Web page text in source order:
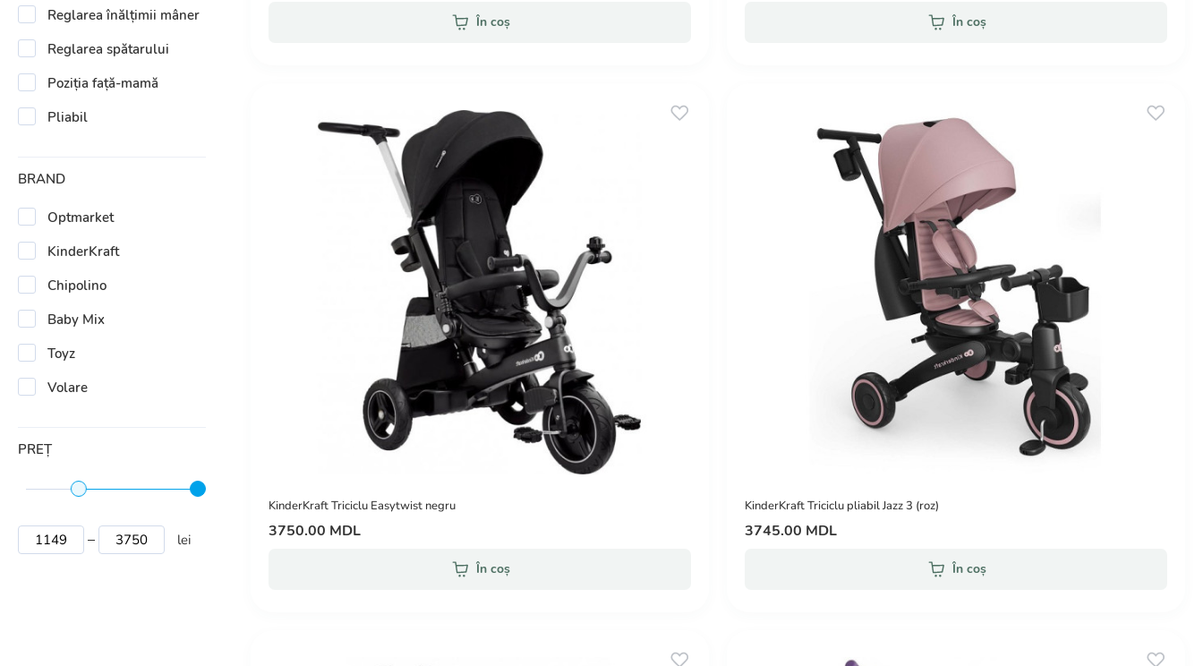
Reglarea înălțimii mâner
Reglarea spătarului
Poziția față-mamă
Pliabil
BRAND
Optmarket
KinderKraft
Chipolino
Baby Mix
Toyz
Volare
PREȚ
lei
În coș În coș
KinderKraft Triciclu Easytwist negru
3750.00 MDL
În coș
KinderKraft Triciclu pliabil Jazz 3 (roz)
3745.00 MDL
În coș